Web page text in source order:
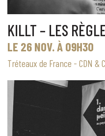
KILLT – LES
LE 26 NOV. À 09H30
Tréteaux de France - CDN &